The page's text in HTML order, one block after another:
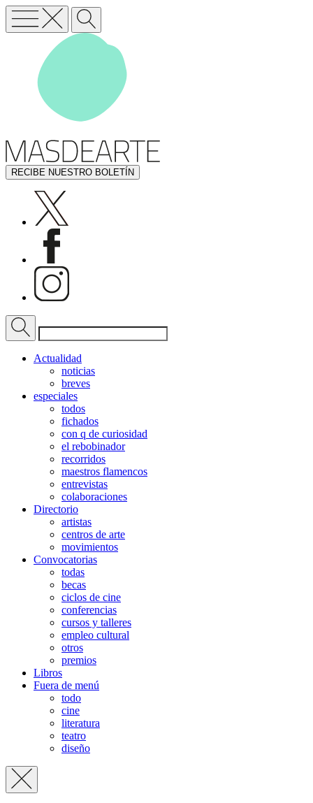
RECIBE NUESTRO BOLETÍN
Actualidad
noticias
breves
especiales
todos
fichados
con q de curiosidad
el rebobinador
recorridos
maestros flamencos
entrevistas
colaboraciones
Directorio
artistas
centros de arte
movimientos
Convocatorias
todas
becas
ciclos de cine
conferencias
cursos y talleres
empleo cultural
otros
premios
Libros
Fuera de menú
todo
cine
literatura
teatro
diseño